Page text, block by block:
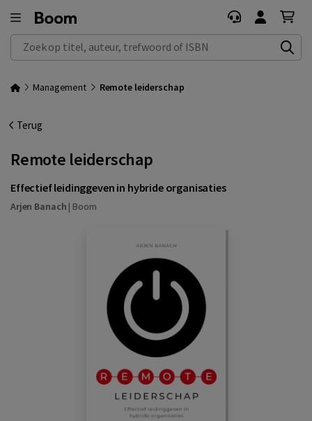
Zoek op titel, auteur, trefwoord of ISBN
Management Remote leiderschap
Terug
Remote leiderschap
Effectief leidinggeven in hybride organisaties
Arjen Banach | Boom